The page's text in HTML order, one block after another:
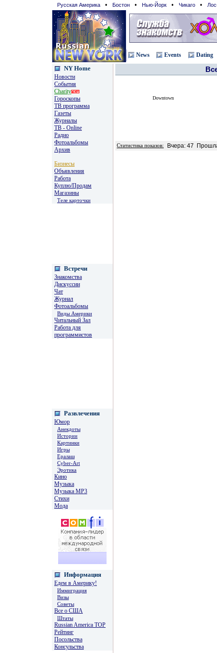
Русская Америка • Бостон • Нью-Йорк • Чикаго •
News Events Dating
NY Home
Новости
События
Charity
Гороскопы
TВ программа
Газеты
Журналы
ТВ - Online
Радио
Фотоальбомы
Архив
Бизнесы
Объявления
Работа
Куплю/Продам
Магазины
Теле карточки
Встречи
Знакомства
Дискуссии
Чат
Журнал
Фотоальбомы
Виды Америки
Читальный Зал
Работа для
программистов
Развлечения
Юмор
Анекдоты
Истории
Картинки
Игры
Ералаш
Cyber-Art
Эротика
Кино
Музыка
Музыка MP3
Стихи
Мода
Информация
Едем в Америку!
Иммиграция
Визы
Советы
Все о США
Штаты
Russian America TOP
Рейтинг
Посольства
Консульства
Downtown
Статистика показов: Вчера: 47